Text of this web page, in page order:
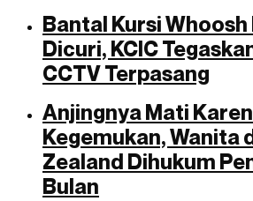
Bantal Kursi
Dicuri, KCIC
CCTV Terpasang
Anjingnya Mati
Kegemukan, Wanita
Zealand Dihukum
Bulan